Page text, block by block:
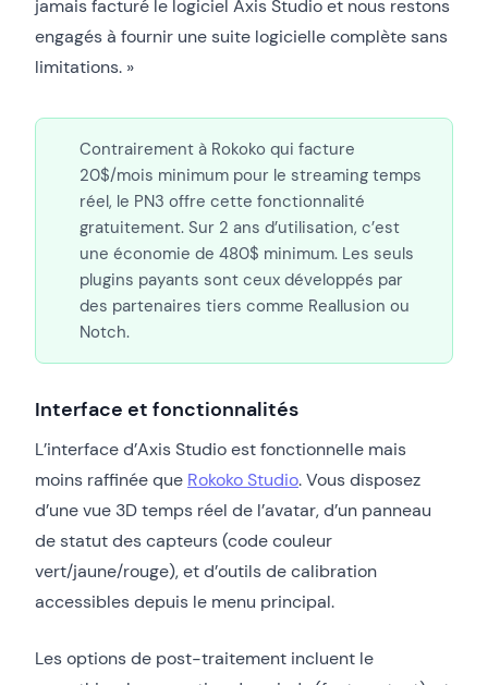
jamais facturé le logiciel Axis Studio et nous restons
engagés à fournir une suite logicielle complète sans
limitations. »
Contrairement à Rokoko qui facture
20$/mois minimum pour le streaming temps
réel, le PN3 offre cette fonctionnalité
gratuitement. Sur 2 ans d’utilisation, c’est
une économie de 480$ minimum. Les seuls
plugins payants sont ceux développés par
des partenaires tiers comme Reallusion ou
Notch.
Interface et fonctionnalités
L’interface d’Axis Studio est fonctionnelle mais
moins raffinée que Rokoko Studio. Vous disposez
d’une vue 3D temps réel de l’avatar, d’un panneau
de statut des capteurs (code couleur
vert/jaune/rouge), et d’outils de calibration
accessibles depuis le menu principal.
Les options de post-traitement incluent le